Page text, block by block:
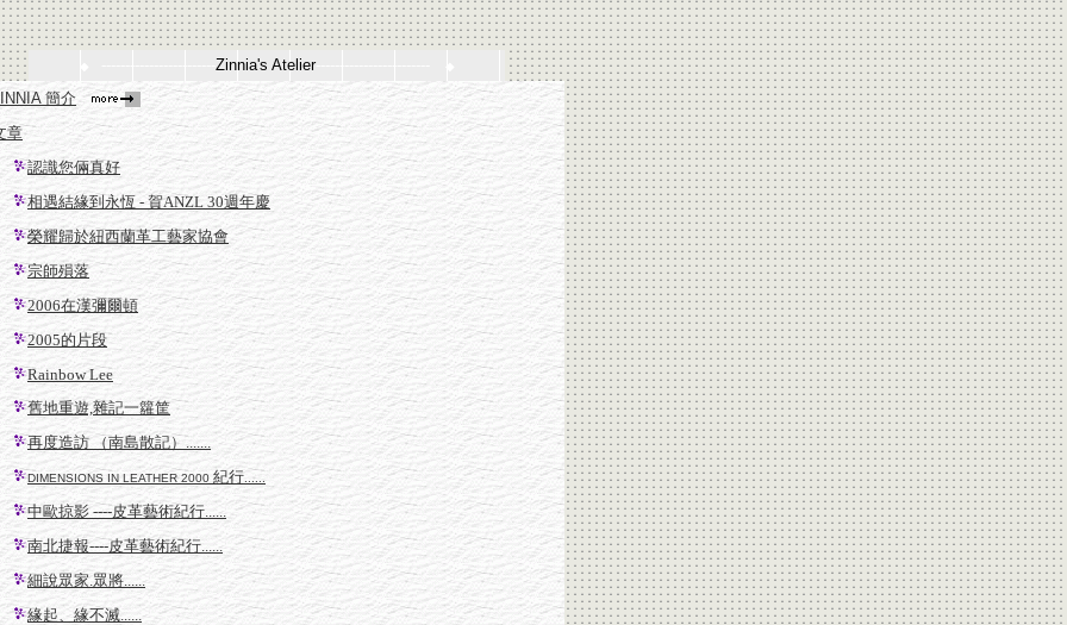
Zinnia's Atelier------------------------
簡介
章
認識您倆真好
相遇結緣到永恆 - 賀ANZL 30週年慶
榮耀歸於紐西蘭革工藝家協會
宗師殞落
2006在漢彌爾頓
2005的片段
Rainbow Lee
舊地重遊,雜記一籮筐
再度造訪 （南島散記）.......
DIMENSIONS IN LEATHER 2000 紀行 ......
中歐掠影 ----皮革藝術紀行......
南北捷報----皮革藝術紀行......
細說眾家.眾將......
緣起、緣不滅......